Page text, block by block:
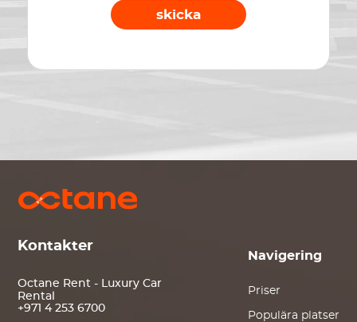
skicka
Kontakter
Octane Rent - Luxury Car
Rental
+971 4 253 6700
Navigering
Priser
Populära platser